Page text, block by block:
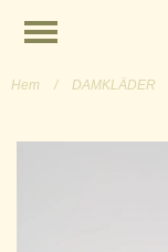
Hem / DAMKLÄDER